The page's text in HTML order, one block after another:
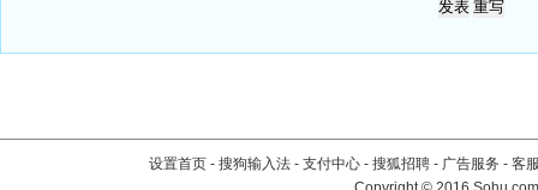
设置首页 - 搜狗输入法 - 支付中心 - 搜狐招聘 - 广告服务 - 客